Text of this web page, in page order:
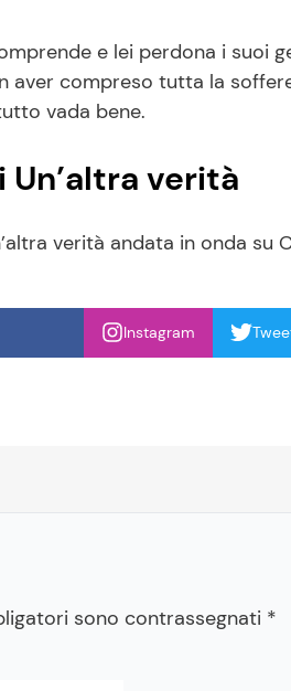
e lei perdona i suoi
aver compreso tutta la
vada bene.
verità
verità andata in onda su
Instagram
sono contrassegnati *